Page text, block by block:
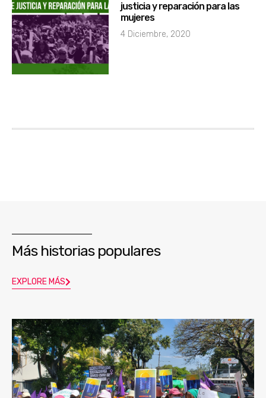
justicia y reparación para las
mujeres
4 Diciembre, 2020
Más historias populares
EXPLORE MÁS